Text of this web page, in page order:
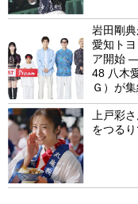
岩田剛典
愛知ト
ア開始
48 八木
Ｇ）が
上戸彩
をつるり